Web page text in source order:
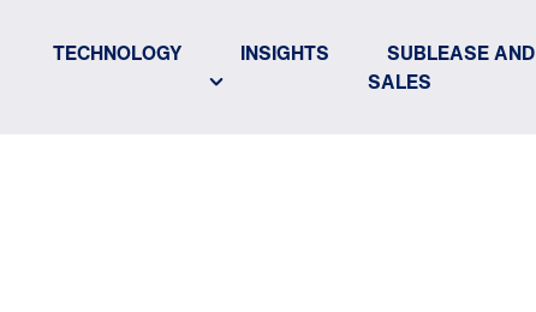
TECHNOLOGY INSIGHTS
SUBLEASE AND
SALES